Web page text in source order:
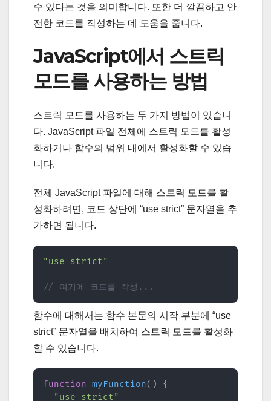
수 있다는 것을 의미합니다. 또한 더 깔끔하고 안
전한 코드를 작성하는 데 도움을 줍니다.
JavaScript에서 스트릭
모드를 사용하는 방법
스트릭 모드를 사용하는 두 가지 방법이 있습니
다. JavaScript 파일 전체에 스트릭 모드를 활성
화하거나 함수의 범위 내에서 활성화할 수 있습
니다.
전체 JavaScript 파일에 대해 스트릭 모드를 활
성화하려면, 코드 상단에 “use strict” 문자열을 추
가하면 됩니다.
"use strict"
// 여기에 코드를 작성...
함수에 대해서는 함수 본문의 시작 부분에 “use
strict” 문자열을 배치하여 스트릭 모드를 활성화
할 수 있습니다.
function myFunction( )
{
"use strict"